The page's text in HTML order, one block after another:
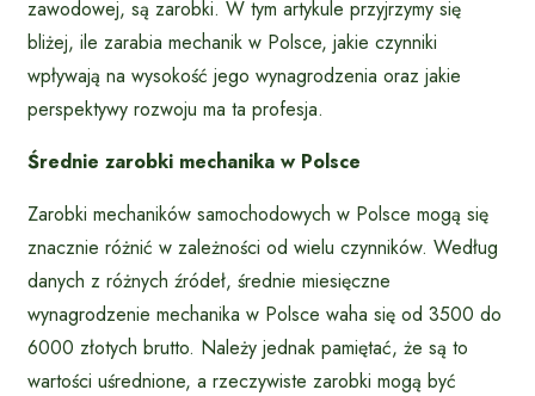
zawodowej, są zarobki. W tym artykule przyjrzymy się
bliżej, ile zarabia mechanik w Polsce, jakie czynniki
wpływają na wysokość jego wynagrodzenia oraz jakie
perspektywy rozwoju ma ta profesja.
Średnie zarobki mechanika w Polsce
Zarobki mechaników samochodowych w Polsce mogą się
znacznie różnić w zależności od wielu czynników. Według
danych z różnych źródeł, średnie miesięczne
wynagrodzenie mechanika w Polsce waha się od 3500 do
6000 złotych brutto. Należy jednak pamiętać, że są to
wartości uśrednione, a rzeczywiste zarobki mogą być